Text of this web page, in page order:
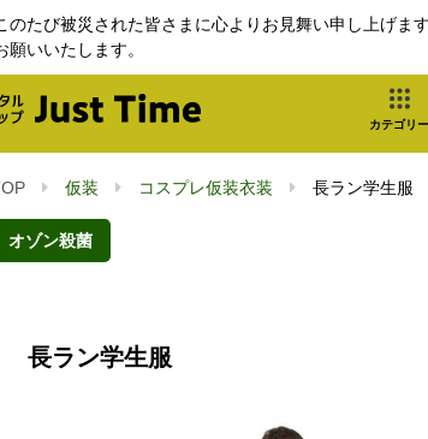
のたび被災された皆さまに心よりお見舞い申し上げ
いいたします。
カテゴリー
仮装 コスプレ仮装衣装 長ラン学生服
オゾン殺菌
長ラン学生服